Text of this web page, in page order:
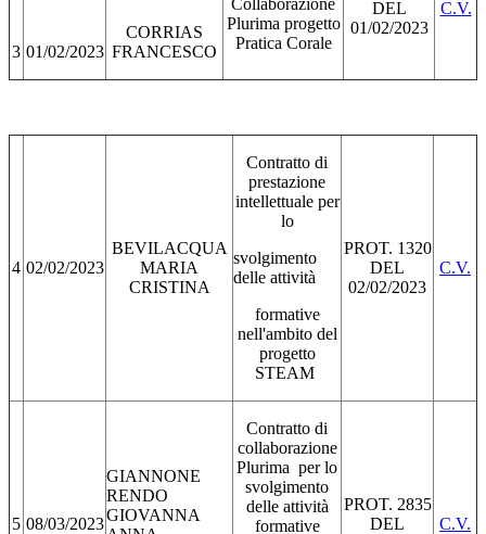
3 01/02/2023
CORRIAS
FRANCESCO
Collaborazione
Plurima progetto
Pratica Corale
DEL
01/02/2023
C.V.
4 02/02/2023
BEVILACQUA
MARIA
CRISTINA
Contratto di
prestazione
intellettuale per
lo
svolgimento
delle attività
formative
nell'ambito del
progetto
STEAM
PROT. 1320
DEL
02/02/2023
C.V.
5 08/03/2023
GIANNONE
RENDO
GIOVANNA
Contratto di
collaborazione
Plurima per lo
svolgimento
delle attività
formative
PROT. 2835
DEL
C.V.